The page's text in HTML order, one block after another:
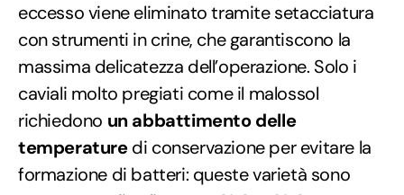
eccesso viene eliminato tramite setacciatura
con strumenti in crine, che garantiscono la
massima delicatezza dell’operazione. Solo i
caviali molto pregiati come il malossol
richiedono un abbattimento delle
temperaturedi conservazione per evitare la
formazione di batteri: queste varietà sono